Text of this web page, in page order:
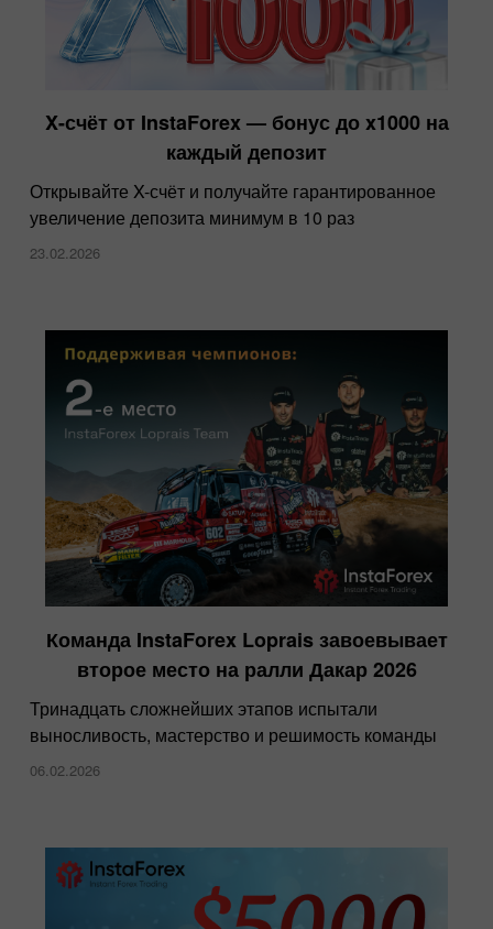
X-счёт от InstaForex — бонус до x1000 на
каждый депозит
Открывайте X-счёт и получайте гарантированное
увеличение депозита минимум в 10 раз
23.02.2026
Команда InstaForex Loprais завоевывает
второе место на ралли Дакар 2026
Тринадцать сложнейших этапов испытали
выносливость, мастерство и решимость команды
06.02.2026